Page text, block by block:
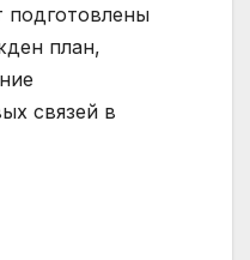
подготовлены
план,
связей в